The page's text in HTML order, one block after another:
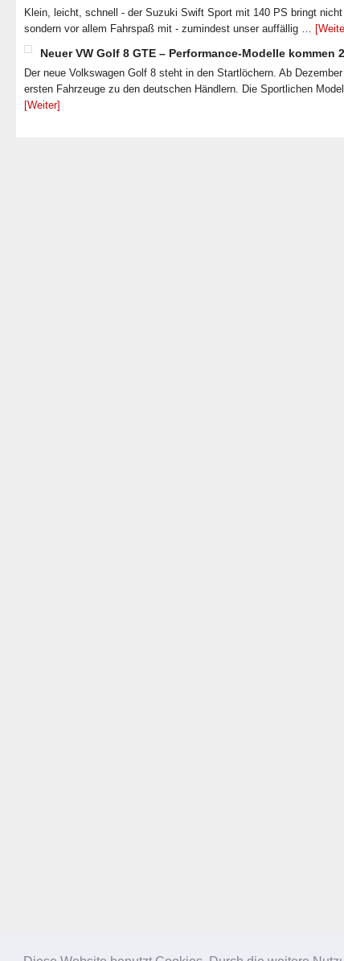
Klein, leicht, schnell - der Suzuki Swift Sport mit 140 PS bringt nicht
sondern vor allem Fahrspaß mit - zumindest unser auffällig …
Neuer VW Golf 8 GTE – Performance-Modelle kommen
Der neue Volkswagen Golf 8 steht in den Startlöchern. Ab
ersten Fahrzeuge zu den deutschen Händlern. Die Sportlichen
[Weiter]